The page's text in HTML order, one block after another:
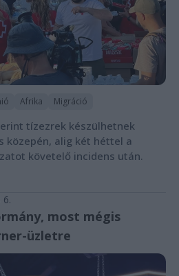
Afrika Migráció
tízezrek készülhetnek
közepén, alig két héttel a
követelő incidens után.
6.
most mégis
üzletre